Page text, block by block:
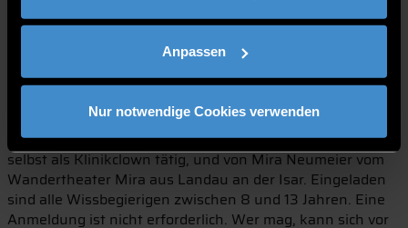
Anpassen
Nur notwendige Cookies verwenden
diesen Effekt nutzen Ingenieure bei der Entwicklung von
Autoreifen mit kürzerem Bremsweg aus.
Auf ebenso viele neugierige Zuhörer freut sich das
Kinderuni-Team der THD auch bei ihrer nächsten
Dann heißt es: „Was machen eigentlich Klinikclowns?“.
Gestaltet wird die Kinderuni von Prof. Dr. Michael Bossle,
selbst als Klinikclown tätig, und von Mira Neumeier vom
Wandertheater Mira aus Landau an der Isar. Eingeladen
sind alle Wissbegierigen zwischen 8 und 13 Jahren. Eine
Anmeldung ist nicht erforderlich. Wer mag, kann sich vor